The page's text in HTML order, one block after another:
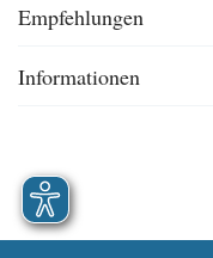
Empfehlungen
Informationen